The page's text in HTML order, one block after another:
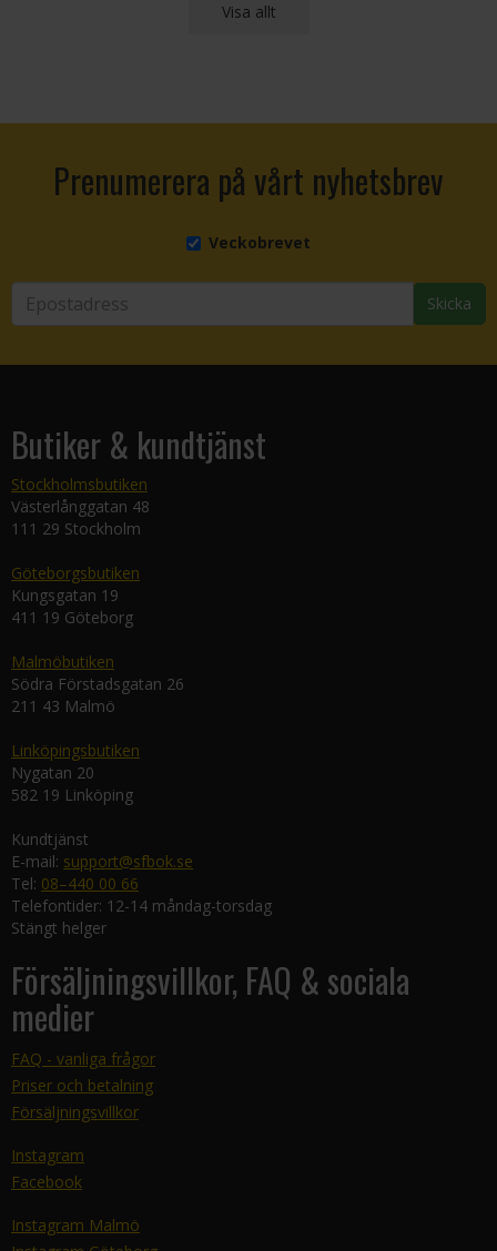
Visa allt
Prenumerera på vårt nyhetsbrev
Veckobrevet
Skicka
Butiker & kundtjänst
Stockholmsbutiken
Västerlånggatan 48
111 29 Stockholm
Göteborgsbutiken
Kungsgatan 19
411 19 Göteborg
Malmöbutiken
Södra Förstadsgatan 26
211 43 Malmö
Linköpingsbutiken
Nygatan 20
582 19 Linköping
Kundtjänst
E-mail: support@sfbok.se
Tel: 08–440 00 66
Telefontider: 12-14 måndag-torsdag
Stängt helger
Försäljningsvillkor, FAQ & sociala
medier
FAQ - vanliga frågor
Priser och betalning
Försäljningsvillkor
Instagram
Facebook
Instagram Malmö